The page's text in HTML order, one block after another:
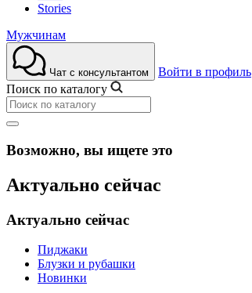
Stories
Мужчинам
Чат с консультантом
Войти в профиль
Поиск по каталогу
Возможно, вы ищете это
Актуально сейчас
Актуально сейчас
Пиджаки
Блузки и рубашки
Новинки